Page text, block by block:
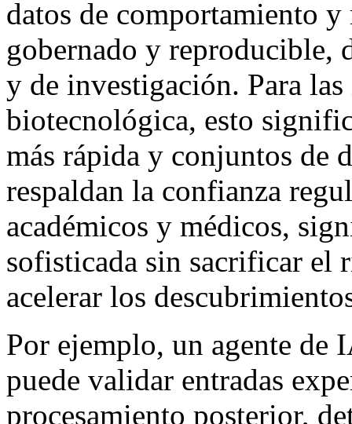
datos de comportamiento
gobernado y reproducible,
y de investigación. Para
biotecnológica, esto
más rápida y conjuntos de
respaldan la confianza
académicos y médicos,
sofisticada sin sacrificar el
acelerar los
Por ejemplo, un agente de
puede validar entradas
procesamiento posterior,